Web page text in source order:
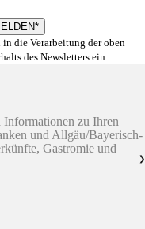
die Verarbeitung der oben
des Newsletters ein.
zu Ihren
und Allgäu/Bayerisch-
Gastromie und
❯